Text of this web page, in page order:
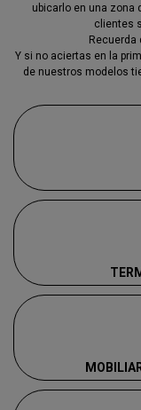
ubicarlo en una zona
clientes
Recuerda
Y si no aciertas en la
de nuestros modelos